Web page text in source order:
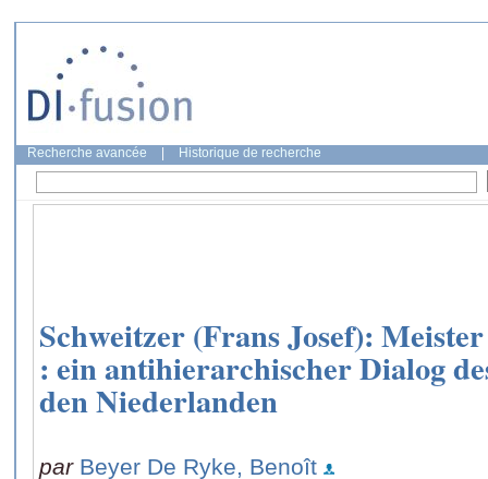
Recherche avancée Historique de recherche
Schweitzer (Frans Josef):
: ein antihierarchischer Dialog
den Niederlanden
par Beyer De Ryke, Benoît